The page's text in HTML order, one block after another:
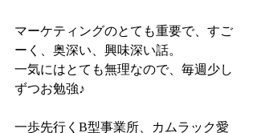
マーケティングのとても重要で、すご
ーく、奥深い、興味深い話。
一気にはとても無理なので、毎週少し
ずつお勉強♪
一歩先行くB型事業所、カムラック愛